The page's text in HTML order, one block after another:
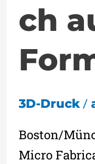
ch
3D-Druck/
Boston/
Micro